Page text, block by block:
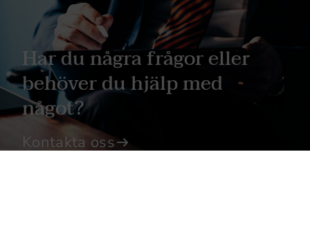
Har du några frågor eller
behöver du hjälp med
något?
Kontakta oss